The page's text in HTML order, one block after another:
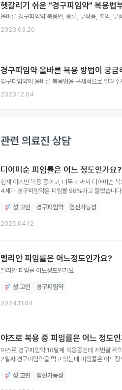
헷갈리기 쉬운 "경구피임약" 복용법
올바른 경구피임약 복용법, 종류, 부작용, 불임, 부
2023.03.20
경구피임약 올바른 복용 방법이 궁금
경구피임약의 올바른 복용법을 구체적으로 알려주
2023.12.04
관련 의료진 상담
디어미순 피임률은 어느 정도인가요?
현재 야스민 복용 중이고, 너무 비싸서 디어미순
4세대 경구피임약은 피임률 98%라고 들었습니
성 고민 경구피임약 임신가능성
2025.04.12
멜리안 피임률은 어느정도인가요?
멜리안 피임률 어느정도인가요
성 고민 경구피임약
2024.11.04
야즈로 복용 중 피임률은 어느 정도
야즈로 경구피임약 10달째 복용중인데 저번달
2일짜 경구피임약을 먹고 있는데 피임률은 어느정
성 고민 임신가능성